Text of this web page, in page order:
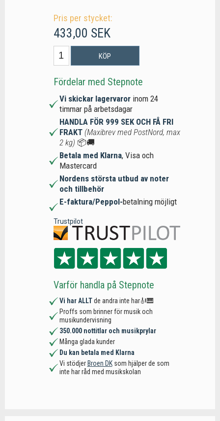
Pris per stycket:
433,00 SEK
KÖP
Fördelar med Stepnote
Vi skickar lagervaror inom 24
timmar på arbetsdagar
HANDLA FÖR 999 SEK OCH FÅ FRI
FRAKT (Maxibrev med PostNord, max
2 kg) 📦🚚
Betala med Klarna, Visa och
Mastercard
Nordens största utbud av noter
och tillbehör
E-faktura/Peppol-betalning möjligt
Trustpilot
Varför handla på Stepnote
Vi har ALLTde andra inte har🎻🎹
Proffs som brinner för musik och
musikundervisning
350.000 nottitlar och musikprylar
Många glada kunder
Du kan betala med Klarna
Vi stödjer Broen DKsom hjälper de som
inte har råd med musikskolan